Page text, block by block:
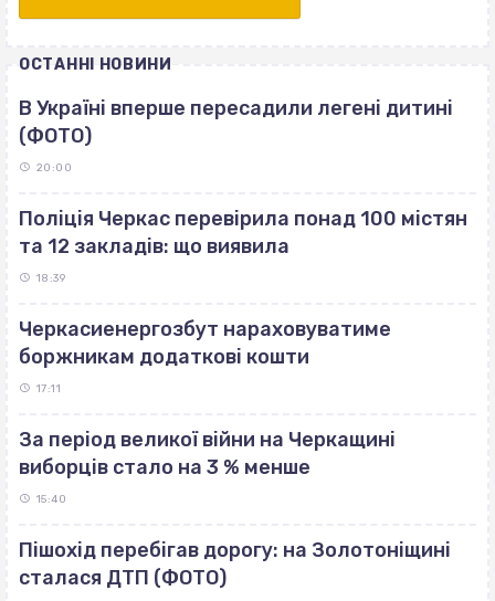
ОСТАННІ НОВИНИ
В Україні вперше пересадили легені дитині
(ФОТО)
20:00
Поліція Черкас перевірила понад 100 містян
та 12 закладів: що виявила
18:39
Черкасиенергозбут нараховуватиме
боржникам додаткові кошти
17:11
За період великої війни на Черкащині
виборців стало на 3 % менше
15:40
Пішохід перебігав дорогу: на Золотоніщині
сталася ДТП (ФОТО)